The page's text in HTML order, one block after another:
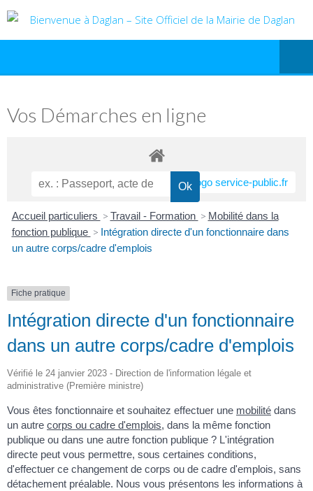
Vos Démarches en ligne
Accueil particuliers > Travail - Formation > Mobilité dans la
fonction publique > Intégration directe d'un fonctionnaire dans
un autre corps/cadre d'emplois
Fiche pratique
Intégration directe d'un fonctionnaire
dans un autre corps/cadre d'emplois
Vérifié le 24 janvier 2023 - Direction de l'information légale et
administrative (Première ministre)
Vous êtes fonctionnaire et souhaitez effectuer une mobilité dans
un autre corps ou cadre d'emplois, dans la même fonction
publique ou dans une autre fonction publique ? L'intégration
directe peut vous permettre, sous certaines conditions,
d'effectuer ce changement de corps ou de cadre d'emplois, sans
détachement préalable. Nous vous présentons les informations à